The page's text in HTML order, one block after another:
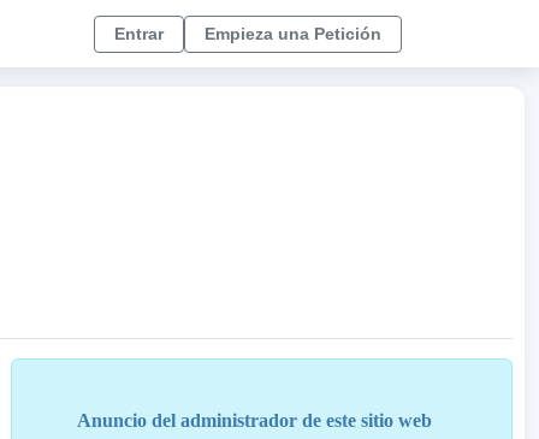
Entrar Empieza una Petición
Anuncio del administrador de este sitio web